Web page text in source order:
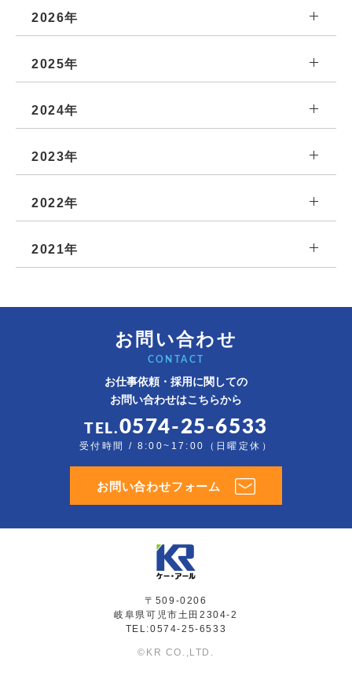
2026年
2025年
2024年
2023年
2022年
2021年
お問い合わせ
CONTACT
お仕事依頼・採用に関しての
お問い合わせはこちらから
TEL.0574-25-6533
受付時間 / 8:00~17:00（日曜定休）
お問い合わせフォーム
〒509-0206
岐阜県可児市土田2304-2
TEL:0574-25-6533
©KR CO.,LTD.